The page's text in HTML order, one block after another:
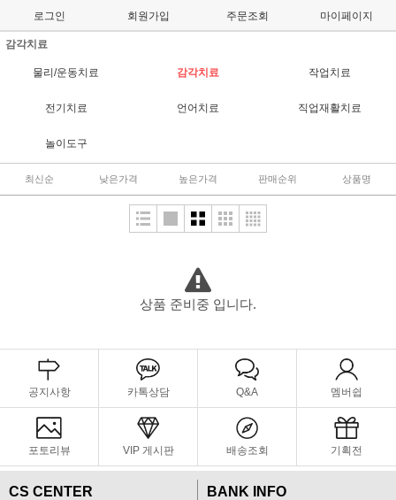
로그인 회원가입 주문조회 마이페이지
감각치료
물리/운동치료 감각치료 작업치료
전기치료 언어치료 직업재활치료
놀이도구
최신순 낮은가격 높은가격 판매순위 상품명
상품 준비중 입니다.
공지사항 카톡상담 Q&A 멤버쉽
포토리뷰 VIP 게시판 배송조회 기획전
CS CENTER
BANK INFO